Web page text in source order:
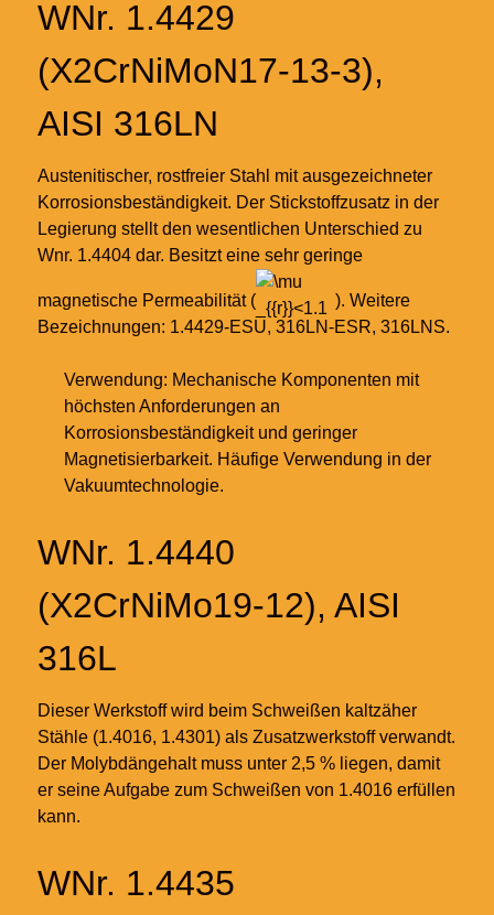
WNr. 1.4429
(X2CrNiMoN17-13-3),
AISI 316LN
Austenitischer, rostfreier Stahl mit ausgezeichneter
Korrosionsbeständigkeit. Der Stickstoffzusatz in der
Legierung stellt den wesentlichen Unterschied zu
Wnr. 1.4404 dar. Besitzt eine sehr geringe
magnetische Permeabilität (
). Weitere
Bezeichnungen: 1.4429-ESU, 316LN-ESR, 316LNS.
Verwendung: Mechanische Komponenten mit
höchsten Anforderungen an
Korrosionsbeständigkeit und geringer
Magnetisierbarkeit. Häufige Verwendung in der
Vakuumtechnologie.
WNr. 1.4440
(X2CrNiMo19-12), AISI
316L
Dieser Werkstoff wird beim Schweißen kaltzäher
Stähle (1.4016, 1.4301) als Zusatzwerkstoff verwandt.
Der Molybdängehalt muss unter 2,5 % liegen, damit
er seine Aufgabe zum Schweißen von 1.4016 erfüllen
kann.
WNr. 1.4435